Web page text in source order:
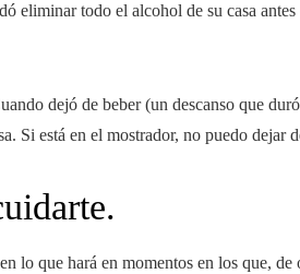
eliminar todo el alcohol de su casa
dejó de beber (un descanso que
Si está en el mostrador, no puedo dejar
lo que hará en momentos en los que,